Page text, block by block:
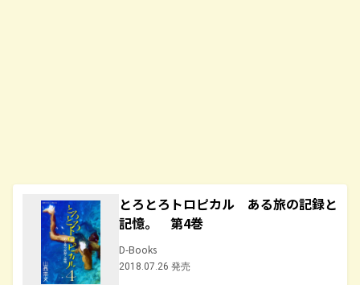
とろとろトロピカル ある旅の記録と
記憶。 第4巻
D-Books
2018.07.26 発売